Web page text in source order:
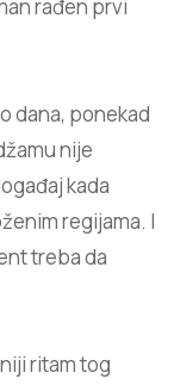
rađen prvi
dana, ponekad
nije
kada
regijama. I
treba da
ritam tog